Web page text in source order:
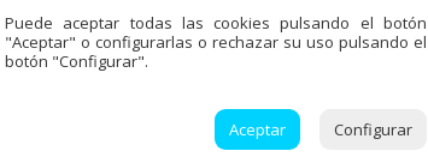
Puede aceptar todas las cookies pulsando el botón
"Aceptar" o configurarlas o rechazar su uso pulsando el
botón "Configurar".
Aceptar Configurar